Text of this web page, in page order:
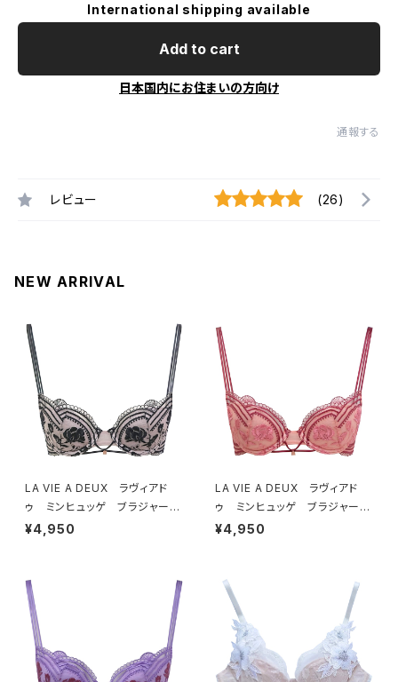
International shipping available
Add to cart
日本国内にお住まいの方向け
通報する
レビュー (26)
NEW ARRIVAL
LA VIE A DEUX ラヴィアド
ゥ ミンヒュッゲ ブラジャー
（ブラック）BRA BLACK 2249
¥4,950
LA VIE A DEUX ラヴィアド
ゥ ミンヒュッゲ ブラジャー
（ヒュッゲオレンジ）BRA HYGG
¥4,950